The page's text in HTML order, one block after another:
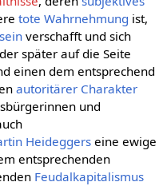
tote Wahrnehmung ist,
verschafft und sich
später auf die Seite
einen dem entsprechend
autoritärer Charakter
und
Heideggerseine ewige
entsprechenden
Feudalkapitalismus